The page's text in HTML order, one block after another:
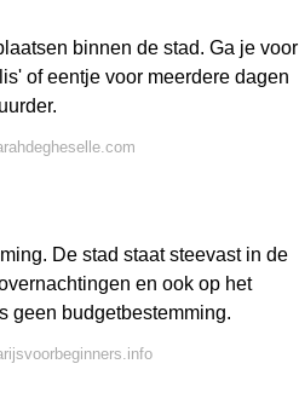
binnen de stad. Ga je voor
of eentje voor meerdere dagen
De stad staat steevast in de
en ook op het
geen budgetbestemming.